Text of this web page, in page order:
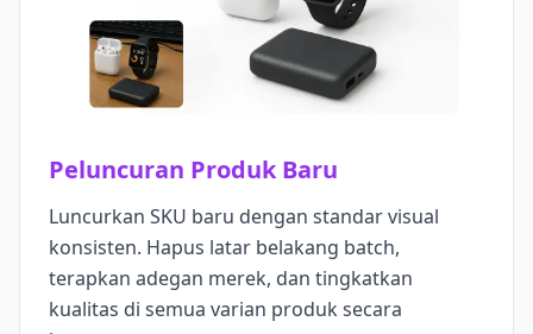
Peluncuran Produk Baru
Luncurkan SKU baru dengan standar visual
konsisten. Hapus latar belakang batch,
terapkan adegan merek, dan tingkatkan
kualitas di semua varian produk secara